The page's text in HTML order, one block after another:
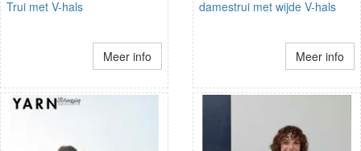
Trui met V-hals
Meer info
damestrui met wijde V-hals
Meer info